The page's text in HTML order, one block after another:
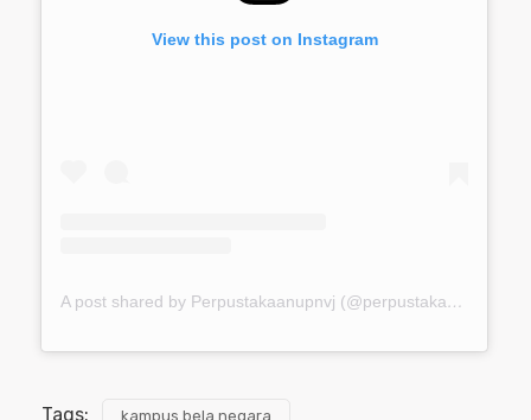
View this post on Instagram
A post shared by Perpustakaanupnvj (@perpustakaanupnvj)
Tags: kampus bela negara